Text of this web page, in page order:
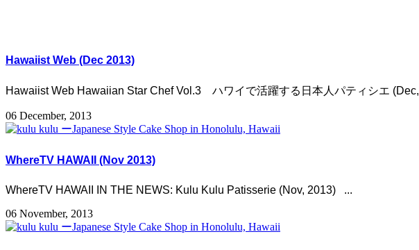
Hawaiist Web (Dec 2013)
Hawaiist Web Hawaiian Star Chef Vol.3 ハワイで活躍する日本人パティシエ
06 December, 2013
WhereTV HAWAII (Nov 2013)
WhereTV HAWAII IN THE NEWS: Kulu Kulu Patisserie (Nov, 2013) ...
06 November, 2013